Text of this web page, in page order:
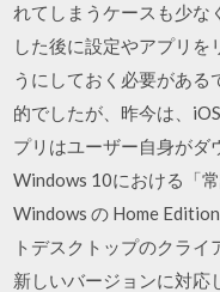
れてしまうケースも少な
した後に設定やアプリを
うにしておく必要がある
的でしたが、昨今は、
プリはユーザー自身がダ
Windows 10における「
Windows の Home
トデスクトップのクラ
新しいバージョンに対応